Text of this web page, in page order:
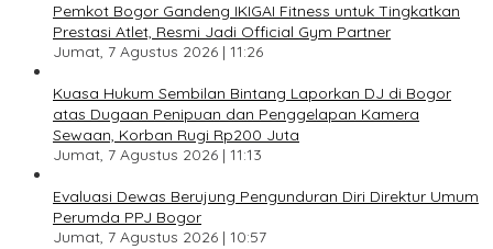
Pemkot Bogor Gandeng IKIGAI Fitness untuk Tingkatkan
Prestasi Atlet, Resmi Jadi Official Gym Partner
Jumat, 7 Agustus 2026 | 11:26
Kuasa Hukum Sembilan Bintang Laporkan DJ di Bogor
atas Dugaan Penipuan dan Penggelapan Kamera
Sewaan, Korban Rugi Rp200 Juta
Jumat, 7 Agustus 2026 | 11:13
Evaluasi Dewas Berujung Pengunduran Diri Direktur Umum
Perumda PPJ Bogor
Jumat, 7 Agustus 2026 | 10:57